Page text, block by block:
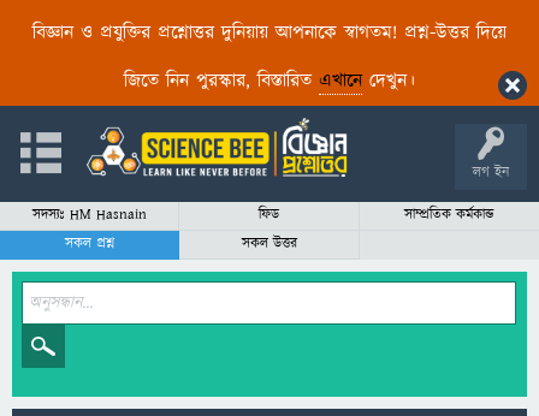
বিজ্ঞান ও প্রযুক্তির প্রশ্নোত্তর দুনিয়ায় আপনাকে স্বাগতম! প্রশ্ন-উত্তর দিয়ে
জিতে নিন পুরস্কার, বিস্তারিত এখানেদেখুন।
লগ ইন
সদস্যঃ HM Hasnain ফিড
সাম্প্রতিক কর্মকান্ড
সকল প্রশ্ন
সকল উত্তর